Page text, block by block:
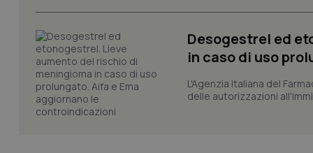
Desogestrel ed
in caso di uso
L'Agenzia Italiana del
delle autorizzazioni
PHPSESSID